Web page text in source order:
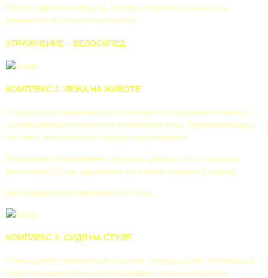
Вместо движения вперед, боковые прыжки основаны на
движениях из стороны в сторону.
УПРАЖНЕНИЕ – ВЕЛОСИПЕД
КОМПЛЕКС 2. ЛЕЖА НА ЖИВОТЕ
Следующие упражнения для пожилых при артрозе коленного
сустава требуют изменения положения тела. Перевернувшись
на живот, выполняются следующие движения:
Поднимаем попеременно левую и правую ноги от пола на
расстояние 30 см, удерживая их в такой позиции 5 секунд
Для каждой ноги повторяем по 5 раз.
КОМПЛЕКС 3. СИДЯ НА СТУЛЕ
Очень удобно заниматься спортом, сидя на стуле, поскольку в
такой позиции колени не испытывают сильной нагрузки.